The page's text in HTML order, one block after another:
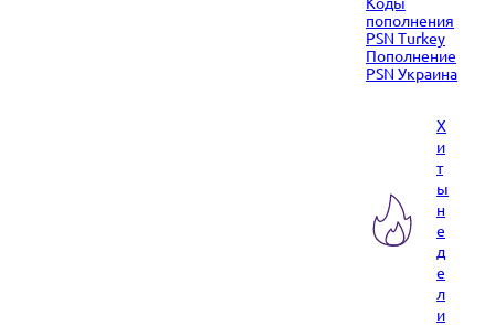
пополнения
PSN Turkey
Пополнение
PSN Украина
Х
и
т
ы
н
е
д
е
л
и